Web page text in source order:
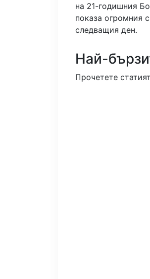
на 21-годишния
показа огромния
следващия ден.
Най-
Прочетете